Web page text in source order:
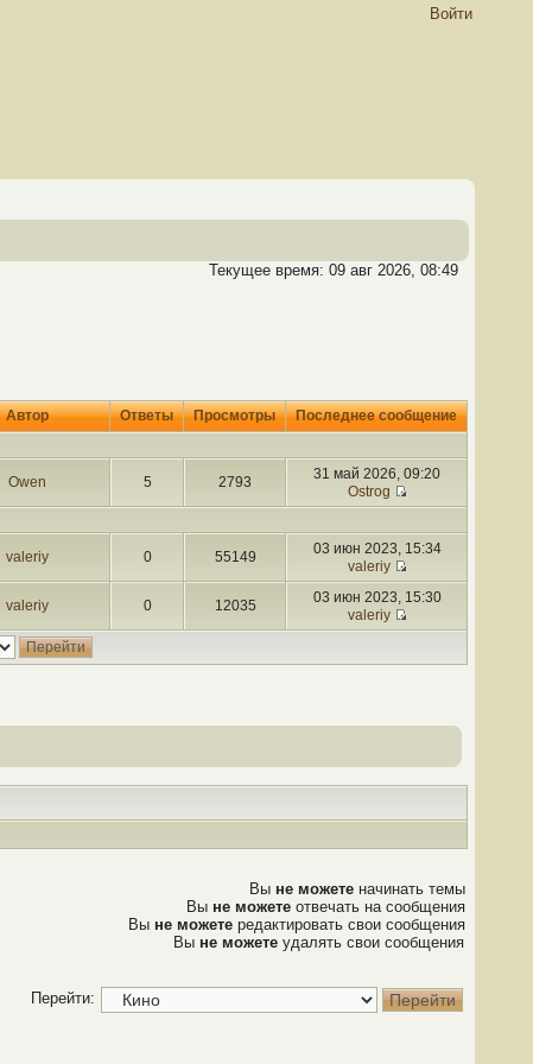
Войти
Текущее время: 09 авг 2026, 08:49
Автор Ответы Просмотры Последнее сообщение
Owen 5 2793
31 май 2026, 09:20
Ostrog
valeriy 0 55149
03 июн 2023, 15:34
valeriy
valeriy 0 12035
03 июн 2023, 15:30
valeriy
Вы не можете начинать темы
Вы не можете отвечать на сообщения
Вы не можете редактировать свои сообщения
Вы не можете удалять свои сообщения
Перейти: